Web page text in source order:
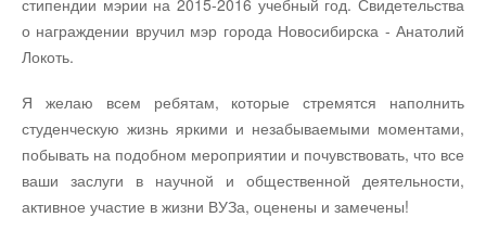
о награждении вручил мэр города Новосибирска - Анатолий
Локоть.
Я желаю всем ребятам, которые стремятся наполнить
студенческую жизнь яркими и незабываемыми моментами,
побывать на подобном мероприятии и почувствовать, что все
ваши заслуги в научной и общественной деятельности,
активное участие в жизни ВУЗа, оценены и замечены!